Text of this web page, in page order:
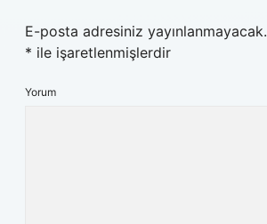
E-posta adresiniz yayınlanmayacak.
* ile işaretlenmişlerdir
Yorum